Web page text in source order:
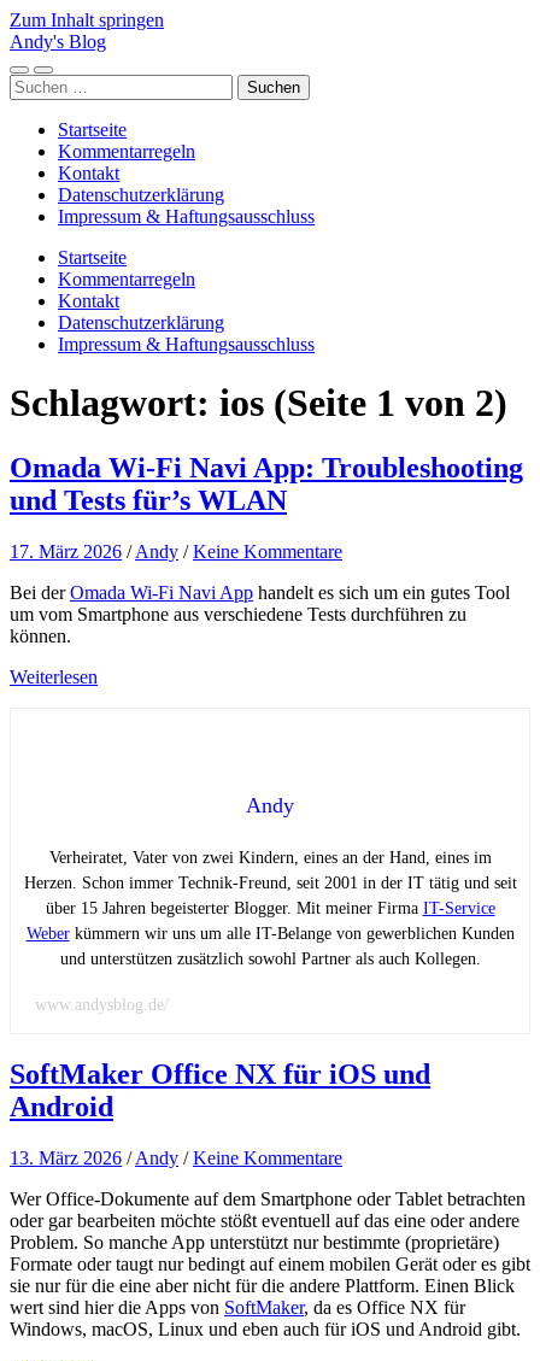
Zum Inhalt springen
Andy's Blog
Mobile-
Menü
Suchfeld
ein-/ausblenden
Suchen
nach:
Startseite
Kommentarregeln
Kontakt
Datenschutzerklärung
Impressum & Haftungsausschluss
Startseite
Kommentarregeln
Kontakt
Datenschutzerklärung
Impressum & Haftungsausschluss
Schlagwort: ios (Seite 1 von 2)
Omada Wi-Fi Navi App: Troubleshooting
und Tests für’s WLAN
17. März 2026 /Andy /Keine Kommentare
Bei derOmada Wi-Fi Navi App handelt es sich um ein gutes Tool
um vom Smartphone aus verschiedene Tests durchführen zu
können.
Weiterlesen
Andy
Verheiratet, Vater von zwei Kindern, eines an der Hand, eines im
Herzen. Schon immer Technik-Freund, seit 2001 in der IT tätig und seit
über 15 Jahren begeisterter Blogger. Mit meiner Firma IT-Service
Weberkümmern wir uns um alle IT-Belange von gewerblichen Kunden
und unterstützen zusätzlich sowohl Partner als auch Kollegen.
www.andysblog.de/
SoftMaker Office NX für iOS und
Android
13. März 2026 /Andy /Keine Kommentare
Wer Office-Dokumente auf dem Smartphone oder Tablet betrachten
oder gar bearbeiten möchte stößt eventuell auf das eine oder andere
Problem. So manche App unterstützt nur bestimmte (proprietäre)
Formate oder taugt nur bedingt auf einem mobilen Gerät oder es gibt
sie nur für die eine aber nicht für die andere Plattform. Einen Blick
wert sind hier die Apps von SoftMaker, da es Office NX für
Windows, macOS, Linux und eben auch für iOS und Android gibt.